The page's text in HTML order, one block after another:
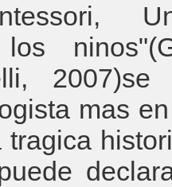
mas
tragica